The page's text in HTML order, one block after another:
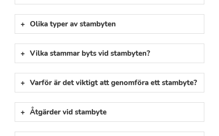
Olika typer av stambyten
Vilka stammar byts vid stambyten?
Varför är det viktigt att genomföra ett stambyte?
Åtgärder vid stambyte